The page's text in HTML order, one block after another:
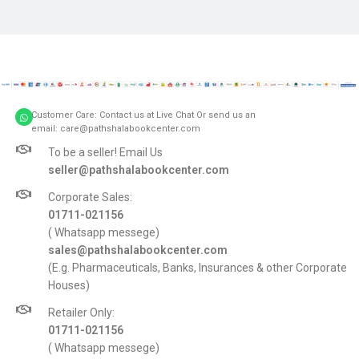
Customer Care: Contact us at Live Chat Or send us an
email: care@pathshalabookcenter.com
To be a seller! Email Us
seller@pathshalabookcenter.com
Corporate Sales:
01711-021156
( Whatsapp messege)
sales@pathshalabookcenter.com
(E.g. Pharmaceuticals, Banks, Insurances & other Corporate
Houses)
Retailer Only:
01711-021156
( Whatsapp messege)